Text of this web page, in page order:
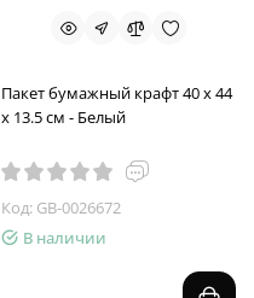
Пакет бумажный крафт 40 x 44
x 13.5 см - Белый
Код: GB-0026672
В наличии